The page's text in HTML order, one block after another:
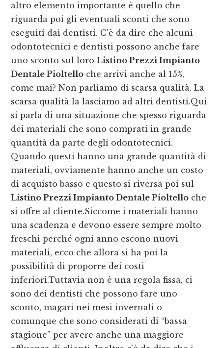
altro elemento importante è quello che
riguarda poi gli eventuali sconti che sono
eseguiti dai dentisti. C’è da dire che alcuni
odontotecnici e dentisti possono anche fare
uno sconto sul loroListino Prezzi Impianto
Dentale Pioltello che arrivi anche al 15%,
come mai? Non parliamo di scarsa qualità. La
scarsa qualità la lasciamo ad altri dentisti.Qui
si parla di una situazione che spesso riguarda
dei materiali che sono comprati in grande
quantità da parte degli odontotecnici.
Quando questi hanno una grande quantità di
materiali, ovviamente hanno anche un costo
di acquisto basso e questo si riversa poi sul
Listino Prezzi Impianto Dentale Pioltello che
si offre al cliente.Siccome i materiali hanno
una scadenza e devono essere sempre molto
freschi perché ogni anno escono nuovi
materiali, ecco che allora si ha poi la
possibilità di proporre dei costi
inferiori.Tuttavia non è una regola fissa, ci
sono dei dentisti che possono fare uno
sconto, magari nei mesi invernali o
comunque che sono considerati di “bassa
stagione” per avere anche una maggiore